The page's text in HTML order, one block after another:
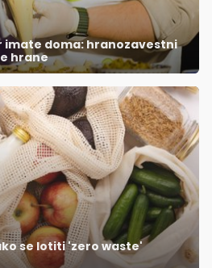
imate doma: hranozavestni
hrane
se lotiti 'zero waste'